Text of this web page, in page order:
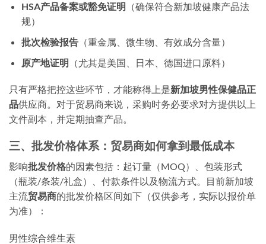
HSA产品备案或豁免证明 （确保符合新加坡健康产品法
规）
批次检验报告（重金属、微生物、有效成分含量）
原产地证明 （尤其是美国、日本、德国进口原料）
只有严格把控这些环节，才能称得上是新加坡男性保健品正
品供应商。对于贸易商来说，采购时务必要求对方提供以上
文件副本，并定期抽查产品。
三、批发价格体系：贸易商如何拿到最低成本
影响批发价格的因素包括：起订量（MOQ）、包装形式
（瓶装/条装/礼盒）、付款条件以及物流方式。目前新加坡
主流贸易商的批发价格区间如下（仅供参考，实际以报价单
为准）：
男性综合维生素